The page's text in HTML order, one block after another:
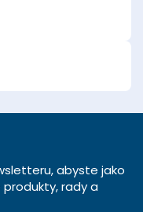
abyste jako
rady a